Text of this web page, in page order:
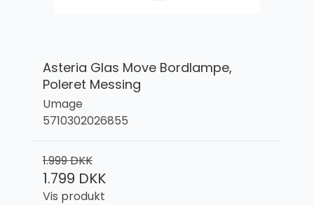
Asteria Glas Move Bordlampe,
Poleret Messing
Umage
5710302026855
1.999 DKK
1.799 DKK
Vis produkt